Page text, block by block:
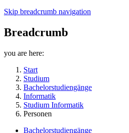
Skip breadcrumb navigation
Breadcrumb
you are here:
Start
Studium
Bachelorstudiengänge
Informatik
Studium Informatik
Personen
Bachelorstudiengänge